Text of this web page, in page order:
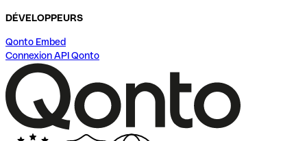
DÉVELOPPEURS
Qonto Embed
Connexion API Qonto